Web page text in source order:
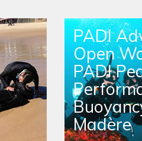
PADI
Open
PADI
Madère